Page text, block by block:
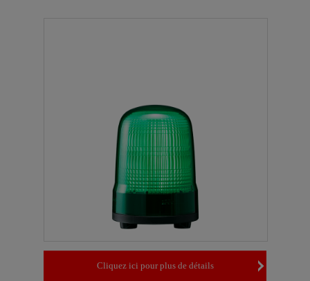
Cliquez ici pour plus de détails